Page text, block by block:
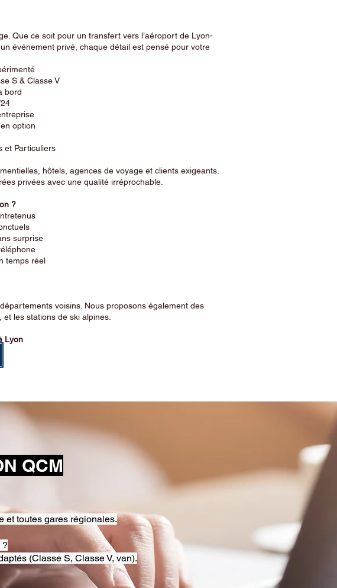
Que ce soit pour un transfert vers l’aéroport de Lyon-
événement privé, chaque détail est pensé pour votre
S & Classe V
bord
option
et Particuliers
hôtels, agences de voyage et clients exigeants.
privées avec une qualité irréprochable.
?
surprise
temps réel
voisins. Nous proposons également des
les stations de ski alpines.
Lyon
QCM
et toutes gares régionales.
?
(Classe S, Classe V, van).